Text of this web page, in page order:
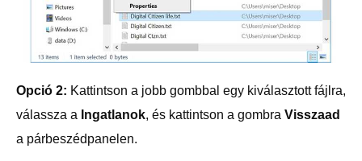
Opció 2: Kattintson a jobb gombbal egy kiválasztott fájlra,
válassza a Ingatlanok, és kattintson a gombra Visszaad
a párbeszédpanelen.